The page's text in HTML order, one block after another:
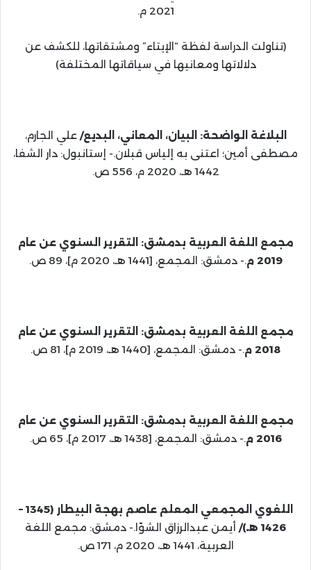
2021 م.
(تناولت الدراسة لفظة “الإيتاء” ومشتقاتها، للكشف عن
دلالاتها ومعانيها في سياقاتها المختلفة)
البلاغة الواضحة: البيان، المعاني، البديع/علي الجارم،
مصطفى أمين؛ اعتنى به إلياس قبلان.- إستانبول: دار الشفا،
1442 هـ، 2020 م، 556 ص.
مجمع اللغة العربية بدمشق: التقرير السنوي عن عام
2019 م
.- دمشق: المجمع، [1441 هـ، 2020 م]، 89 ص.
مجمع اللغة العربية بدمشق: التقرير السنوي عن عام
2018 م
.- دمشق: المجمع، [1440 هـ، 2019 م]، 81 ص.
مجمع اللغة العربية بدمشق: التقرير السنوي عن عام
2016 م
.- دمشق: المجمع، [1438 هـ، 2017 م]، 65 ص.
اللغوي المجمعي المعلم عاصم بهجة البيطار (1345 –
1426 هـ)/
أيمن عبدالرزاق الشوّا.- دمشق: مجمع اللغة
العربية، 1441 هـ، 2020 م، 171 ص.